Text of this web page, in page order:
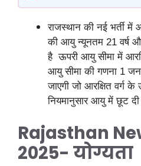
राजस्थान की नई भर्ती में
की आयु न्यूनतम 21 वर्ष
है ऊपरी आयु सीमा में
आयु सीमा की गणना 1
जाएगी जो आरक्षित वर्ग
नियमानुसार आयु में छूट दी
Rajasthan
2025- योग्यता